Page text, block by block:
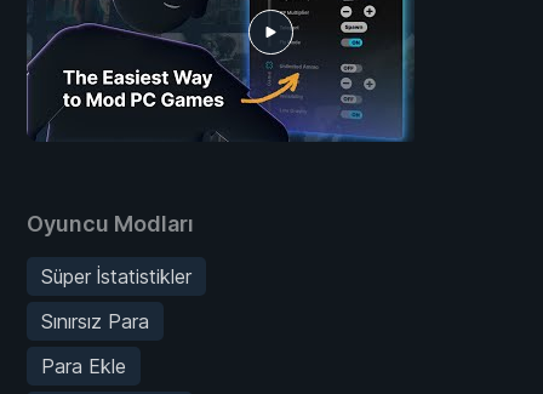
Oyuncu Modları
Süper İstatistikler
Sınırsız Para
Para Ekle